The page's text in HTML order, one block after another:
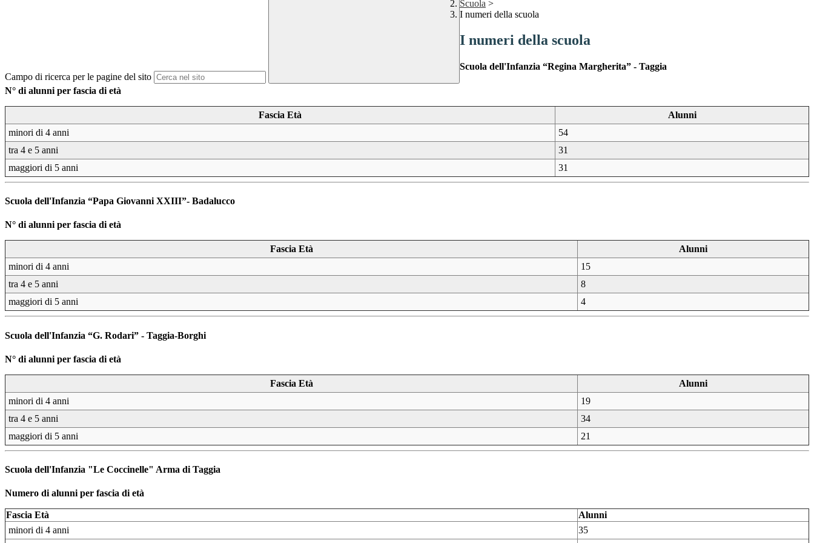
Campo di ricerca per le pagine del sito
Scuola >
I numeri della scuola
I numeri della scuola
Scuola dell'Infanzia “Regina Margherita” - Taggia
N° di alunni per fascia di età
Fascia Età
Alunni
minori di 4 anni
54
tra 4 e 5 anni
31
maggiori di 5 anni
31
Scuola dell'Infanzia “Papa Giovanni XXIII”- Badalucco
N° di alunni per fascia di età
Fascia Età
Alunni
minori di 4 anni
15
tra 4 e 5 anni
8
maggiori di 5 anni
4
Scuola dell'Infanzia “G. Rodari” - Taggia-Borghi
N° di alunni per fascia di età
Fascia Età
Alunni
minori di 4 anni
19
tra 4 e 5 anni
34
maggiori di 5 anni
21
Scuola dell'Infanzia "Le Coccinelle" Arma di Taggia
Numero di alunni per fascia di età
Fascia Età
Alunni
minori di 4 anni
35